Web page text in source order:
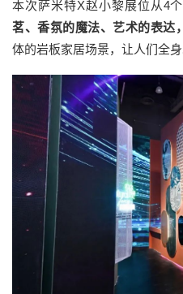
本次萨米特X赵小黎展位从4个
茗、 香氛的魔法、 艺术的表达，
体的岩板家居场景，让人们全身